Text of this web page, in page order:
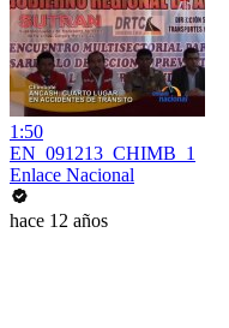
1:50
EN_091213_CHIMB_1
Enlace Nacional
hace 12 años